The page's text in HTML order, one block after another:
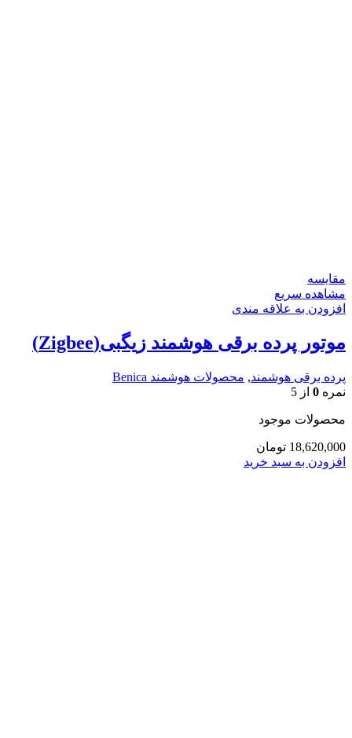
مقایسه
مشاهده سریع
افزودن به علاقه مندی
موتور پرده برقی هوشمند زیگبی(Zigbee)
پرده برقی هوشمند, محصولات هوشمند Benica
نمره 0 از 5
محصولات موجود
18,620,000 تومان
افزودن به سبد خرید